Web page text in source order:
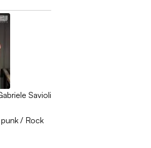
Savioli
/ Rock